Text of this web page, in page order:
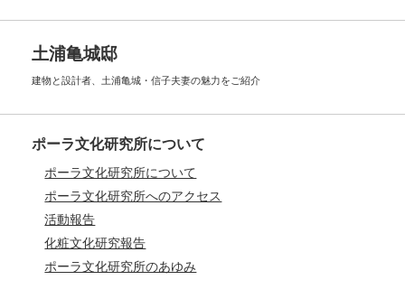
土浦亀城邸
建物と設計者、土浦亀城・信子夫妻の魅力をご紹介
ポーラ文化研究所について
ポーラ文化研究所について
ポーラ文化研究所へのアクセス
活動報告
化粧文化研究報告
ポーラ文化研究所のあゆみ